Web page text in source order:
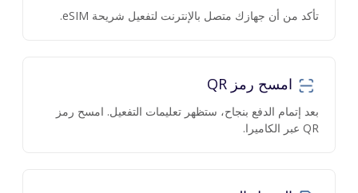
تأكد من أن جهازك متصل بالإنترنت لتفعيل شريحة eSIM.
امسح رمز QR
بعد إتمام الدفع بنجاح، ستظهر تعليمات التفعيل. امسح رمز
QR عبر الكاميرا.